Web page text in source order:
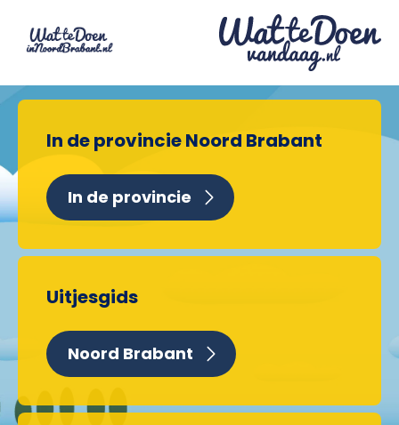
In de provincie Noord Brabant
In de provincie
Uitjesgids
Noord Brabant